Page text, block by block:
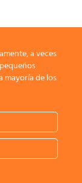
a veces
mayoría de los